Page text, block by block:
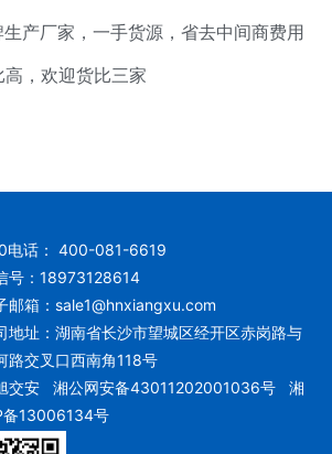
产厂家，一手货源，省去中间商费用
，欢迎货比三家
电话： 400-081-6619
号：18973128614
邮箱： sale1@hnxiangxu.com
地址：湖南省长沙市望城区经开区赤岗路与
路交叉口西南角118号
交安湘公网安备43011202001036号
湘
备13006134号